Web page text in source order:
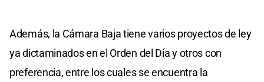
Además, la Cámara Baja tiene varios proyectos de ley
ya dictaminados en el Orden del Día y otros con
preferencia, entre los cuales se encuentra la